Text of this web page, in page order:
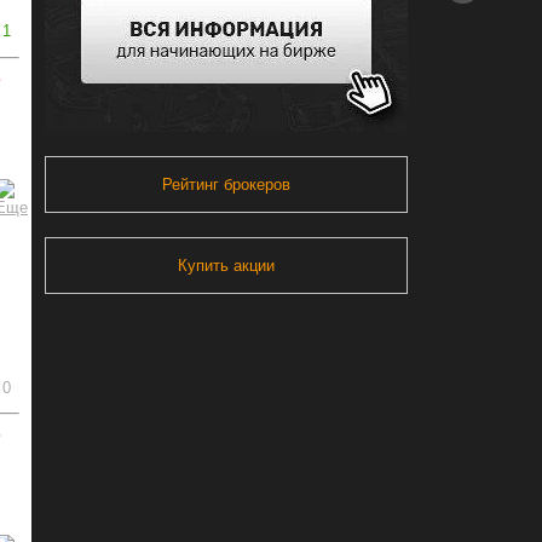
1
0
Рейтинг брокеров
Купить акции